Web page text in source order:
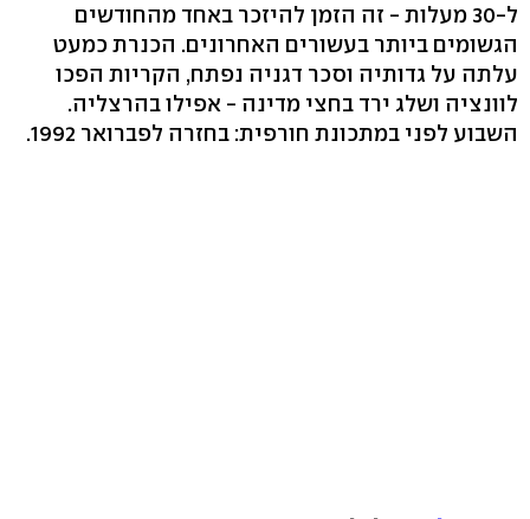
ל-30 מעלות - זה הזמן להיזכר באחד מהחודשים
הגשומים ביותר בעשורים האחרונים. הכנרת כמעט
עלתה על גדותיה וסכר דגניה נפתח, הקריות הפכו
לוונציה ושלג ירד בחצי מדינה - אפילו בהרצליה.
השבוע לפני במתכונת חורפית: בחזרה לפברואר 1992.